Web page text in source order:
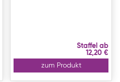
Staffel ab
12,20 €
zum Produkt